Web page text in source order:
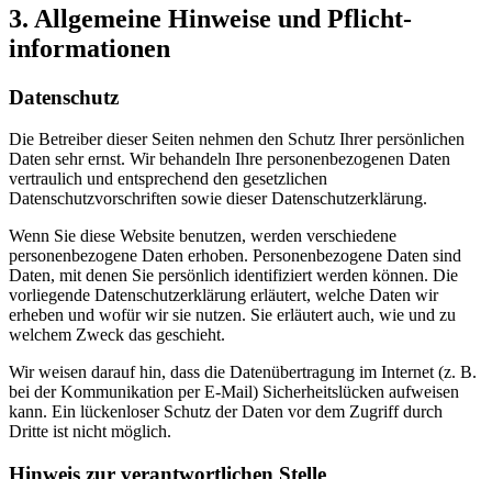
3. Allgemeine Hinweise und Pflicht­
informationen
Datenschutz
Die Betreiber dieser Seiten nehmen den Schutz Ihrer persönlichen
Daten sehr ernst. Wir behandeln Ihre personenbezogenen Daten
vertraulich und entsprechend den gesetzlichen
Datenschutzvorschriften sowie dieser Datenschutzerklärung.
Wenn Sie diese Website benutzen, werden verschiedene
personenbezogene Daten erhoben. Personenbezogene Daten sind
Daten, mit denen Sie persönlich identifiziert werden können. Die
vorliegende Datenschutzerklärung erläutert, welche Daten wir
erheben und wofür wir sie nutzen. Sie erläutert auch, wie und zu
welchem Zweck das geschieht.
Wir weisen darauf hin, dass die Datenübertragung im Internet (z. B.
bei der Kommunikation per E-Mail) Sicherheitslücken aufweisen
kann. Ein lückenloser Schutz der Daten vor dem Zugriff durch
Dritte ist nicht möglich.
Hinweis zur verantwortlichen Stelle